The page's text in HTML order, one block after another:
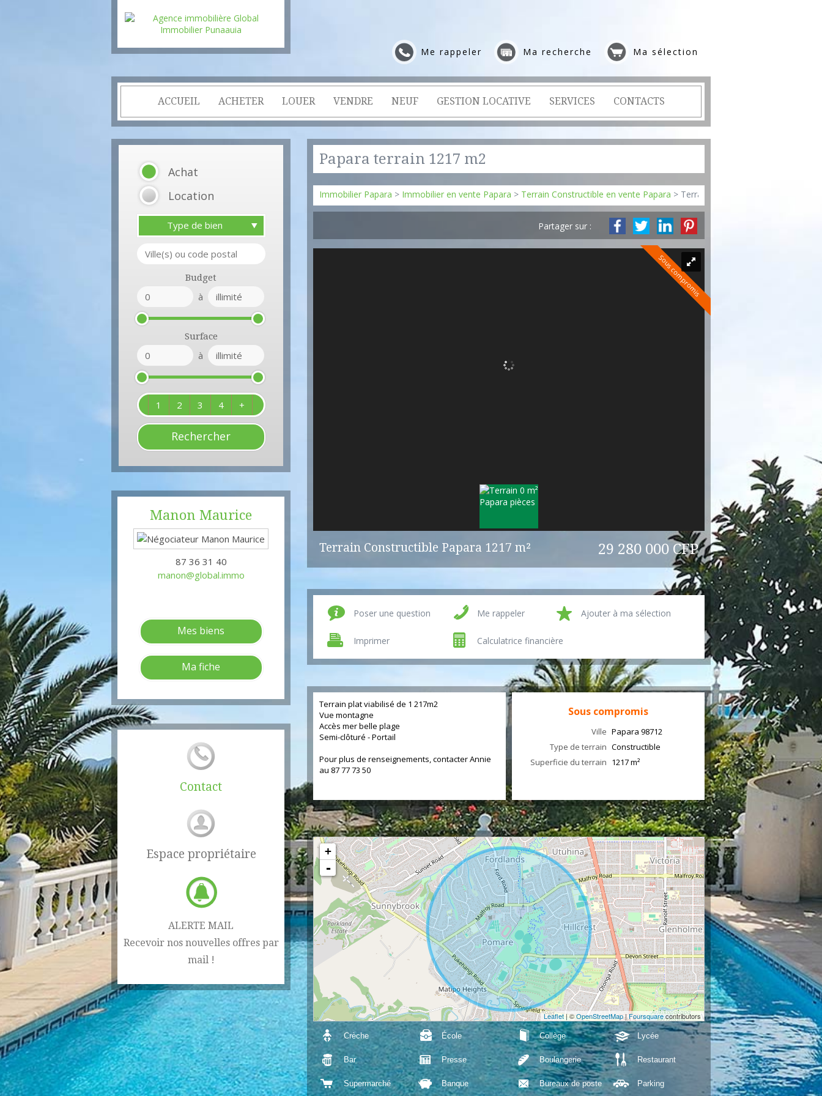
Me rappeler Ma recherche Ma sélection
ACCUEIL ACHETER LOUER VENDRE NEUF GESTION LOCATIVE SERVICES CONTACTS
Achat
Location
Type de bien
Budget
à
Surface
à
1 2 3 4 +
Manon Maurice
87 36 31 40
manon@global.immo
Mes biens
Ma fiche
Contact
Espace propriétaire
ALERTE MAIL
Recevoir nos nouvelles offres par
mail !
Papara terrain 1217 m2
Immobilier Papara > Immobilier en vente Papara > Terrain Constructible en vente Papara > Terrain Constructible 2022255
Partager sur :
Sous compromis
Terrain Constructible Papara 1217 m² 29 280 000 CFP
Poser une question Me rappeler Ajouter à ma sélection
Imprimer Calculatrice financière
Terrain plat viabilisé de 1 217m2
Vue montagne
Accès mer belle plage
Semi-clôturé - Portail
Pour plus de renseignements, contacter Annie
au 87 77 73 50
Sous compromis
Ville Papara 98712
Type de terrain Constructible
Superficie du terrain 1217 m²
+
-
Leaflet| ©OpenStreetMap|Foursquarecontributors
Crèche École Collège Lycée
Bar Presse Boulangerie Restaurant
Supermarché Banque Bureaux de poste Parking